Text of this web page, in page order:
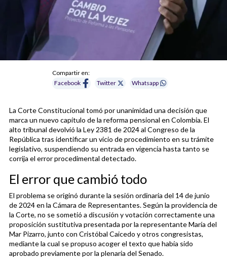
Compartir en:
Facebook
Twitter Whatsapp
La Corte Constitucional tomó por unanimidad una decisión que
marca un nuevo capítulo de la reforma pensional en Colombia. El
alto tribunal devolvió la Ley 2381 de 2024 al Congreso de la
República tras identificar un vicio de procedimiento en su trámite
legislativo, suspendiendo su entrada en vigencia hasta tanto se
corrija el error procedimental detectado.
El error que cambió todo
El problema se originó durante la sesión ordinaria del 14 de junio
de 2024 en la Cámara de Representantes. Según la providencia de
la Corte, no se sometió a discusión y votación correctamente una
proposición sustitutiva presentada por la representante María del
Mar Pizarro, junto con Cristóbal Caicedo y otros congresistas,
mediante la cual se propuso acoger el texto que había sido
aprobado previamente por la plenaria del Senado.